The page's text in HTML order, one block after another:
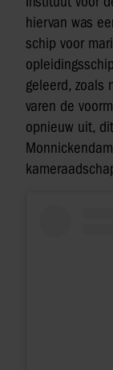
hiervan was
schip voor
geleerd, zoals
varen de
opnieuw uit,